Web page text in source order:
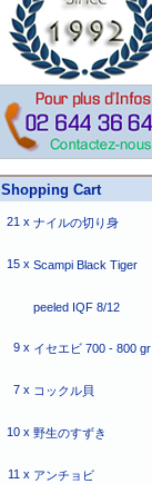
Shopping Cart
21 x ナイルの切り身
15 x Scampi Black Tiger
peeled IQF 8/12
9 x イセエビ 700 - 800 gr
7 x コックル貝
10 x 野生のすずき
11 x アンチョビ